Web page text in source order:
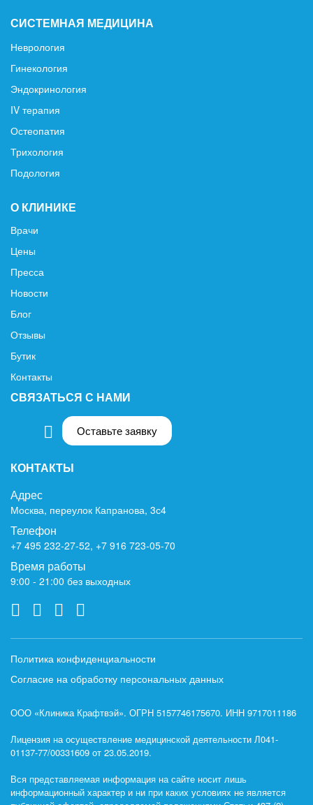
СИСТЕМНАЯ МЕДИЦИНА
Неврология
Гинекология
Эндокринология
IV терапия
Остеопатия
Трихология
Подология
О КЛИНИКЕ
Врачи
Цены
Пресса
Новости
Блог
Отзывы
Бутик
Контакты
СВЯЗАТЬСЯ С НАМИ
Оставьте заявку
КОНТАКТЫ
Адрес
Москва, переулок Капранова, 3с4
Телефон
+7 495 232-27-52, +7 916 723-05-70
Время работы
9:00 - 21:00 без выходных
Политика конфиденциальности
Согласие на обработку персональных данных
ООО «Клиника Крафтвэй». ОГРН 5157746175670. ИНН 9717011186
Лицензия на осуществление медицинской деятельности Л041-
01137-77/00331609 от 23.05.2019.
Вся представляемая информация на сайте носит лишь
информационный характер и ни при каких условиях не является